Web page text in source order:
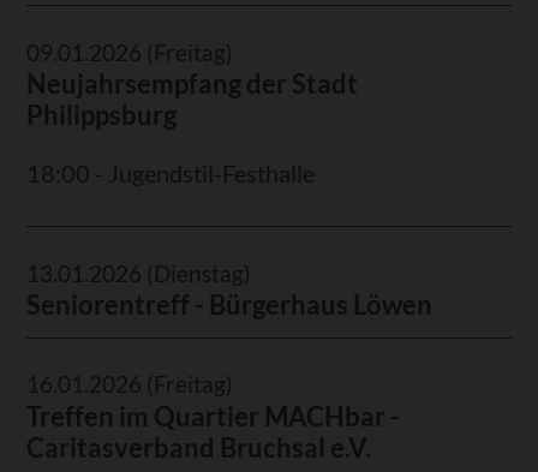
09.01.2026 (Freitag)
Neujahrsempfang der Stadt
Philippsburg
18:00 - Jugendstil-Festhalle
13.01.2026 (Dienstag)
Seniorentreff - Bürgerhaus Löwen
16.01.2026 (Freitag)
Treffen im Quartier MACHbar -
Caritasverband Bruchsal e.V.